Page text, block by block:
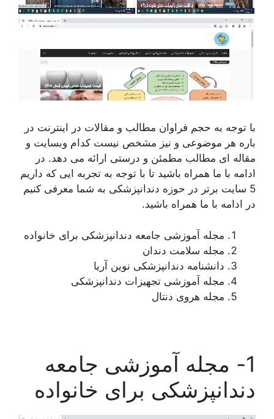
با توجه به حجم فراوان مطالب و مقالات در اینترنت در
باره هر موضوعی و نیز مشخص نیست کدام وبسایت و
مقاله ای مطالب مطمئن و درستی ارائه می دهد. در
ادامه با ما همراه باشید تا با توجه به تجربه ایی که داریم
5 سایت برتر در حوزه دندانپزشکی به شما معرفی کنیم
در ادامه با ما همراه باشید.
مجله آموزشی جامعه دندانپزشکی برای خانواده
مجله سلامت دندان
دانشنامه دندانپزشکی نوین آریا
مجله آموزشی تجهیزات دندانپزشکی
مجله هروی دنتال
1- مجله آموزشی جامعه
دندانپزشکی برای خانواده